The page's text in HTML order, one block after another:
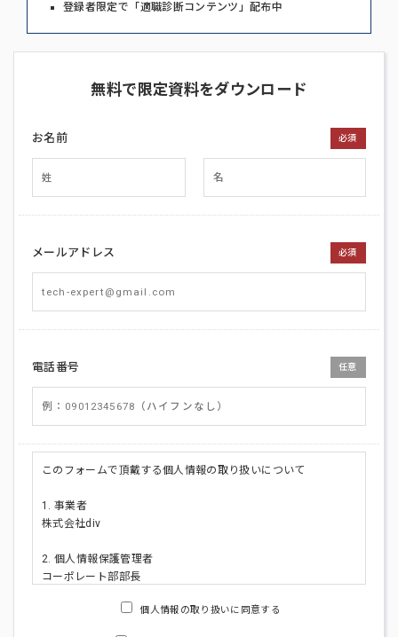
登録者限定で「適職診断コンテンツ」配布中
無料で限定資料をダウンロード
お名前 必須
メールアドレス 必須
電話番号 任意
このフォームで頂戴する個人情報の取り扱いについて
1. 事業者
株式会社div
2. 個人情報保護管理者
コーポレート部部長
個人情報の取り扱いに同意する